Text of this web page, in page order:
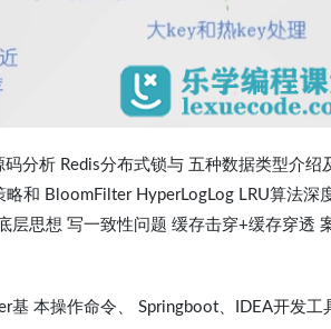
分析 Redis分布式锁与 五种数据类型介绍
和 BloomFilter HyperLogLog LRU算法深
层思想 写一致性问题 缓存击穿+缓存穿透
基 本操作命令、 Springboot、IDEA开发工